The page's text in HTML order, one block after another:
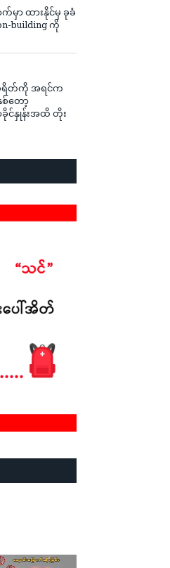
ာ ထားနိုင်မှ ခုခံ
building ကို
ရိတ်ကို အရင်က
စ်တော့
င်နှုန်းအထိ တိုး